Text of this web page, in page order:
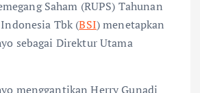
Saham (RUPS) Tahunan
Tbk (BSI) menetapkan
sebagai Direktur Utama
menggantikan Herry Gunadi